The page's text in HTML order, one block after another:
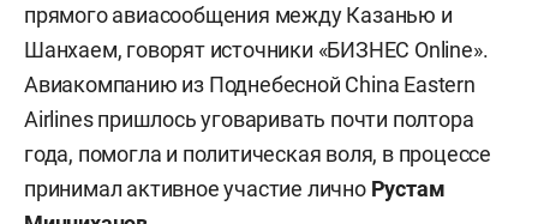
прямого авиасообщения между Казанью и
Шанхаем, говорят источники «БИЗНЕС Online».
Авиакомпанию из Поднебесной China Eastern
Airlines пришлось уговаривать почти полтора
года, помогла и политическая воля, в процессе
принимал активное участие лично Рустам